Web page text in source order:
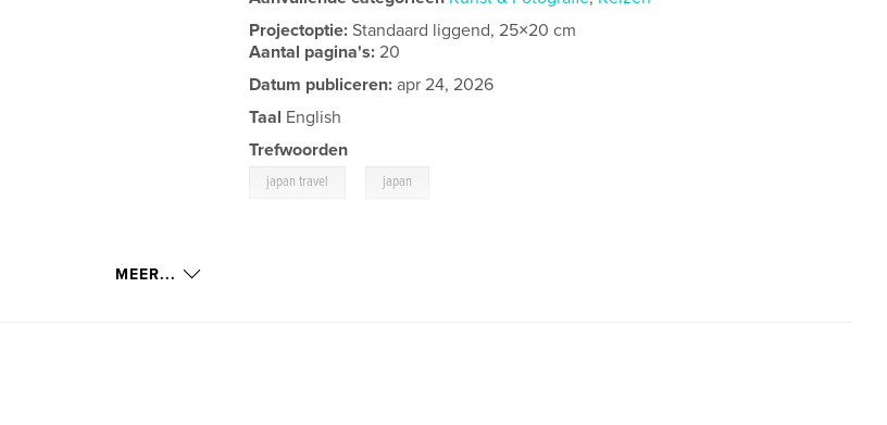
Projectoptie:Standaard liggend, 25×20 cm
Aantal pagina's:20
Datum publiceren: apr 24, 2026
Taal English
Trefwoorden
japan travel japan
MEER...